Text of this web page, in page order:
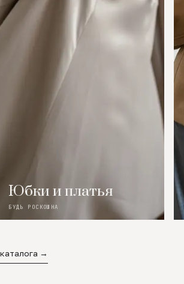
Юбки и платья
БУДЬ РОСКОШНА
→